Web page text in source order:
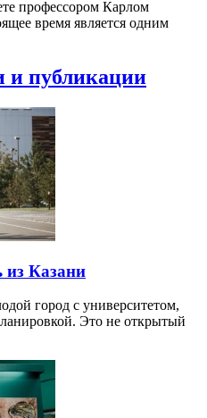
профессором Карлом
время является одним
и публикации
из Казани
город с университетом,
Это не открытый